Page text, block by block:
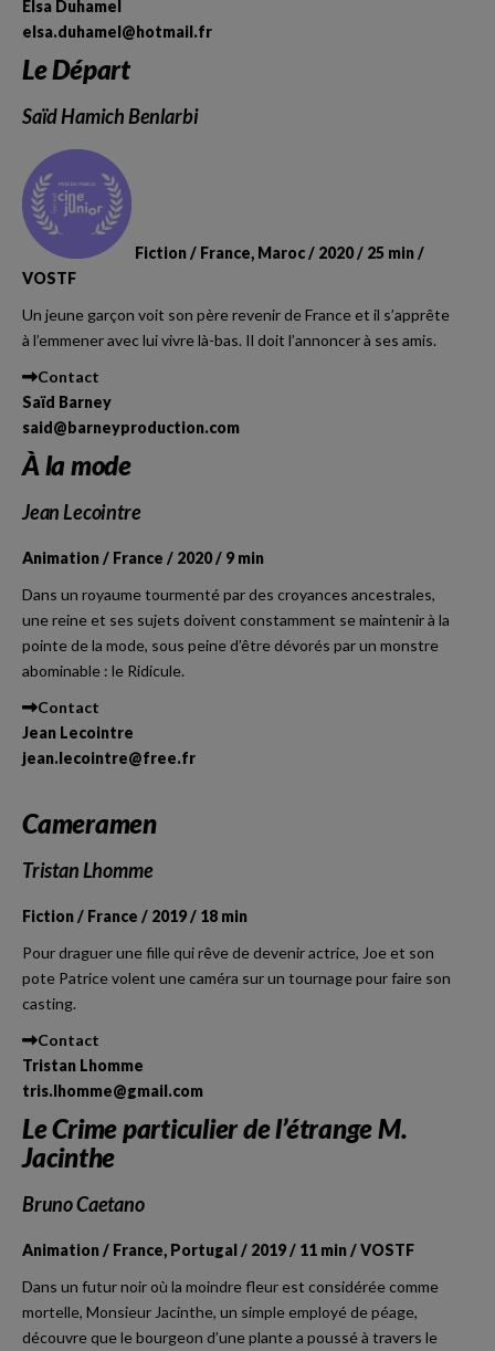
Elsa Duhamel
elsa.duhamel@hotmail.fr
Le Départ
Saïd Hamich Benlarbi
Fiction / France, Maroc / 2020 / 25 min /
VOSTF
Un jeune garçon voit son père revenir de France et il s’apprête
à l’emmener avec lui vivre là-bas. Il doit l’annoncer à ses amis.
Contact
Saïd Barney
said@barneyproduction.com
À la mode
Jean Lecointre
Animation / France / 2020 / 9 min
Dans un royaume tourmenté par des croyances ancestrales,
une reine et ses sujets doivent constamment se maintenir à la
pointe de la mode, sous peine d’être dévorés par un monstre
abominable : le Ridicule.
Contact
Jean Lecointre
jean.lecointre@free.fr
Cameramen
Tristan Lhomme
Fiction / France / 2019 / 18 min
Pour draguer une fille qui rêve de devenir actrice, Joe et son
pote Patrice volent une caméra sur un tournage pour faire son
casting.
Contact
Tristan Lhomme
tris.lhomme@gmail.com
Le Crime particulier de l’étrange M.
Jacinthe
Bruno Caetano
Animation / France, Portugal / 2019 / 11 min / VOSTF
Dans un futur noir où la moindre fleur est considérée comme
mortelle, Monsieur Jacinthe, un simple employé de péage,
découvre que le bourgeon d’une plante a poussé à travers le